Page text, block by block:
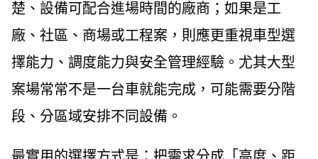
楚、設備可配合進場時間的廠商；如果是工
廠、社區、商場或工程案，則應更重視車型選
擇能力、調度能力與安全管理經驗。尤其大型
案場常常不是一台車就能完成，可能需要分階
段、分區域安排不同設備。